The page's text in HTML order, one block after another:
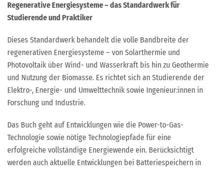
Regenerative Energiesysteme – das Standardwerk für
Studierende und Praktiker
Dieses Standardwerk behandelt die volle Bandbreite der
regenerativen Energiesysteme – von Solarthermie und
Photovoltaik über Wind- und Wasserkraft bis hin zu Geothermie
und Nutzung der Biomasse. Es richtet sich an Studierende der
Elektro-, Energie- und Umwelttechnik sowie Ingenieur:innen in
Forschung und Industrie.
Das Buch geht auf Entwicklungen wie die Power-to-Gas-
Technologie sowie nötige Technologiepfade für eine
erfolgreiche vollständige Energiewende ein. Berücksichtigt
werden auch aktuelle Entwicklungen bei Batteriespeichern in